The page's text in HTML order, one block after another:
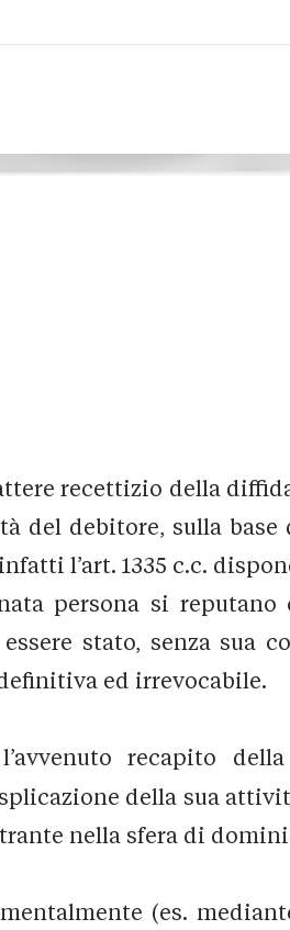
recettizio della
debitore, sulla base
l’art. 1335 c.c.
persona si
stato, senza sua
ed irrevocabile.
recapito
della sua
nella sfera di
(es.